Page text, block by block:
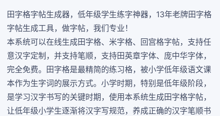
田字格字帖生成器，低年级学生练字神器，13年老牌田字格
字帖生成工具，做字帖，我们专业！
本系统可以在线生成田字格、米字格、回宫格字帖，支持任
意汉字定制，并支持笔顺，支持田英章字体、庞中华字体，
完全免费。田字格是最精简的练习格，被小学低年级语文课
本作为生字词的展示方式。小学时期，特别是低年级阶段，
是学习汉字书写的关键时期，使用本系统生成田字格字帖，
让低年级小学生逐渐将汉字写规范，养成正确的汉字笔顺书